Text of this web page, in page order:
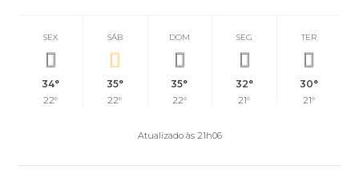
SEX
34°
22°
SÁB
35°
22°
DOM
35°
22°
SEG
32°
21°
TER
30°
21°
Atualizado às 21h06